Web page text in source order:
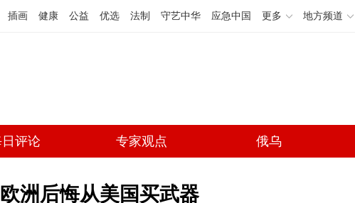
插画 健康 公益 优选 法制 守艺中华 应急中国 更多 地方频道
评论 专家观点 俄乌
欧洲后悔从美国买武器